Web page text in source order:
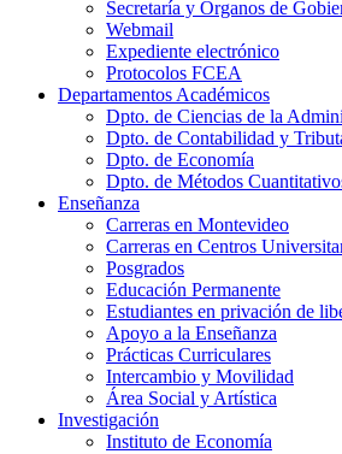
Secretaría y Órganos de
Webmail
Expediente electrónico
Protocolos FCEA
Departamentos Académicos
Dpto. de Ciencias de la
Dpto. de Contabilidad y
Dpto. de Economía
Dpto. de Métodos
Enseñanza
Carreras en Montevideo
Carreras en Centros
Posgrados
Educación Permanente
Estudiantes en privación de
Apoyo a la Enseñanza
Prácticas Curriculares
Intercambio y Movilidad
Área Social y Artística
Investigación
Instituto de Economía